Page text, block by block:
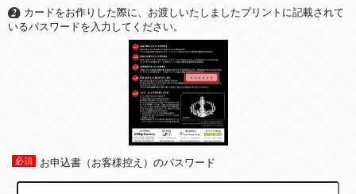
カードをお作りした際に、お渡しいたしましたプリントに記載されて
いるパスワードを入力してください。
お申込書（お客様控え）のパスワード